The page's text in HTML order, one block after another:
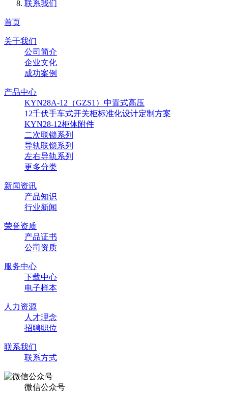
联系我们
首页
关于我们
公司简介
企业文化
成功案例
产品中心
KYN28A-12（GZS1）中置式高压
12千伏手车式开关柜标准化设计定制方案
KYN28-12柜体附件
二次联锁系列
导轨联锁系列
左右导轨系列
更多分类
新闻资讯
产品知识
行业新闻
荣誉资质
产品证书
公司资质
服务中心
下载中心
电子样本
人力资源
人才理念
招聘职位
联系我们
联系方式
微信公众号